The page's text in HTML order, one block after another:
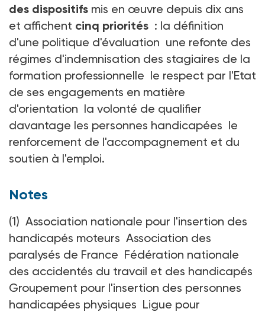
des dispositifs mis en œuvre depuis dix ans
et affichent cinq priorités : la définition
d'une politique d'évaluation une refonte des
régimes d'indemnisation des stagiaires de la
formation professionnelle le respect par l'Etat
de ses engagements en matière
d'orientation la volonté de qualifier
davantage les personnes handicapées le
renforcement de l'accompagnement et du
soutien à l'emploi.
Notes
(1) Association nationale pour l'insertion des
handicapés moteurs Association des
paralysés de France Fédération nationale
des accidentés du travail et des handicapés
Groupement pour l'insertion des personnes
handicapées physiques Ligue pour